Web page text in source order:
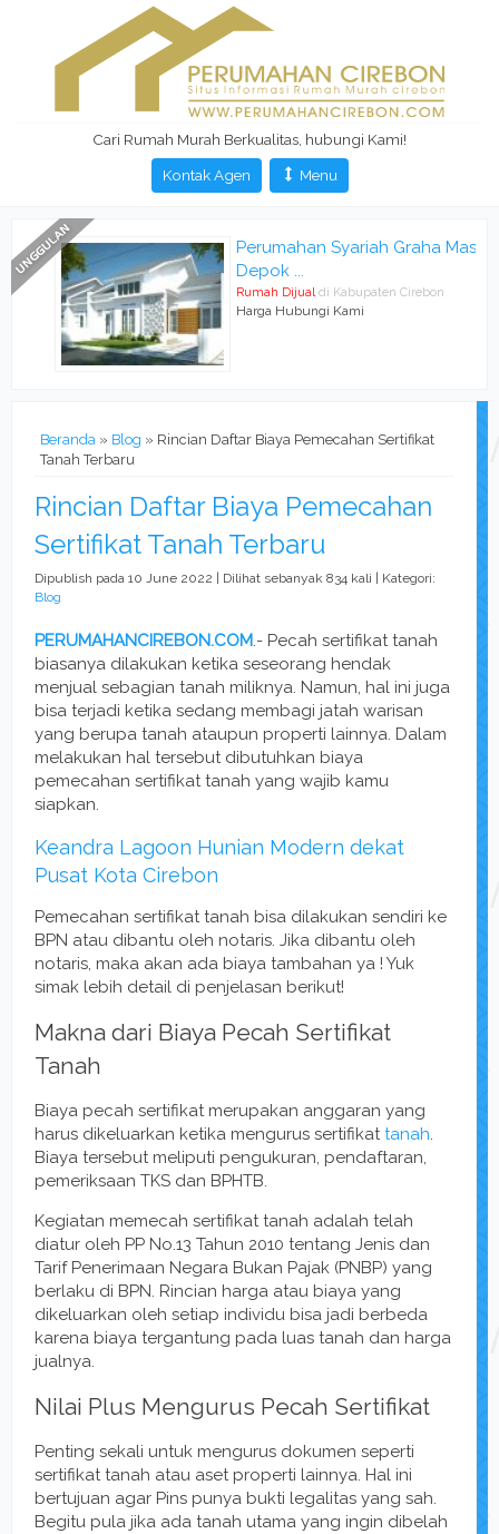
Cari Rumah Murah Berkualitas, hubungi Kami!
Kontak Agen
Menu
Perumahan Syariah Graha Mas
Depok ...
Rumah Dijual di Kabupaten Cirebon
Harga Hubungi Kami
Beranda » Blog » Rincian Daftar Biaya Pemecahan Sertifikat
Tanah Terbaru
Rincian Daftar Biaya Pemecahan
Sertifikat Tanah Terbaru
Dipublish pada 10 June 2022 | Dilihat sebanyak 834 kali | Kategori:
Blog
PERUMAHANCIREBON.COM.- Pecah sertifikat tanah
biasanya dilakukan ketika seseorang hendak
menjual sebagian tanah miliknya. Namun, hal ini juga
bisa terjadi ketika sedang membagi jatah warisan
yang berupa tanah ataupun properti lainnya. Dalam
melakukan hal tersebut dibutuhkan biaya
pemecahan sertifikat tanah yang wajib kamu
siapkan.
Keandra Lagoon Hunian Modern dekat
Pusat Kota Cirebon
Pemecahan sertifikat tanah bisa dilakukan sendiri ke
BPN atau dibantu oleh notaris. Jika dibantu oleh
notaris, maka akan ada biaya tambahan ya ! Yuk
simak lebih detail di penjelasan berikut!
Makna dari Biaya Pecah Sertifikat
Tanah
Biaya pecah sertifikat merupakan anggaran yang
harus dikeluarkan ketika mengurus sertifikattanah.
Biaya tersebut meliputi pengukuran, pendaftaran,
pemeriksaan TKS dan BPHTB.
Kegiatan memecah sertifikat tanah adalah telah
diatur oleh PP No.13 Tahun 2010 tentang Jenis dan
Tarif Penerimaan Negara Bukan Pajak (PNBP) yang
berlaku di BPN. Rincian harga atau biaya yang
dikeluarkan oleh setiap individu bisa jadi berbeda
karena biaya tergantung pada luas tanah dan harga
jualnya.
Nilai Plus Mengurus Pecah Sertifikat
Penting sekali untuk mengurus dokumen seperti
sertifikat tanah atau aset properti lainnya. Hal ini
bertujuan agar Pins punya bukti legalitas yang sah.
Begitu pula jika ada tanah utama yang ingin dibelah